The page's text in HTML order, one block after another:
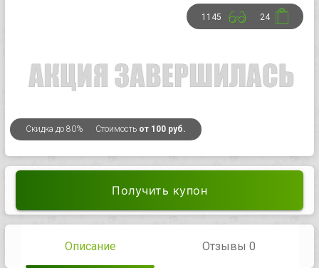
Скидка до 80% Стоимость от 100 руб.
1145 24
Получить купон
Описание Отзывы 0